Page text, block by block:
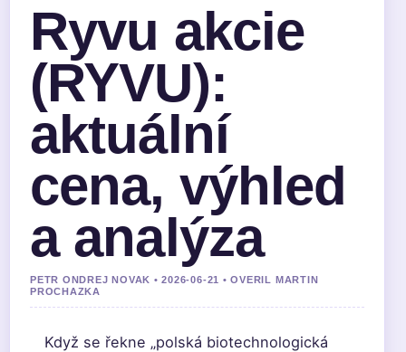
Ryvu akcie
(RYVU):
aktuální
cena, výhled
a analýza
PETR ONDREJ NOVAK • 2026-06-21 • OVERIL MARTIN
PROCHAZKA
Když se řekne „polská biotechnologická